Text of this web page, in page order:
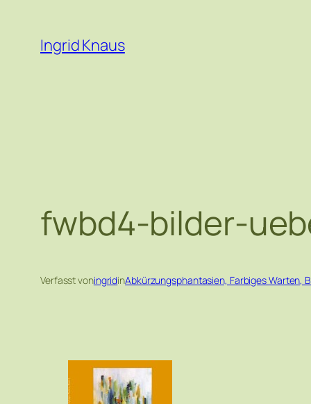
Inhalt
springen
Ingrid Knaus
fwbd4-bilder-
Verfasst voningridinAbkürzungsphantasien, Farbiges Warten,